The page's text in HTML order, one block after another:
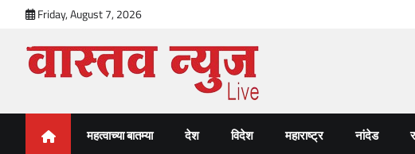
content
Friday, August 7, 2026
VastavNEWSLive.com
महत्वाच्या बातम्या देश विदेश महाराष्ट्र नांदेड